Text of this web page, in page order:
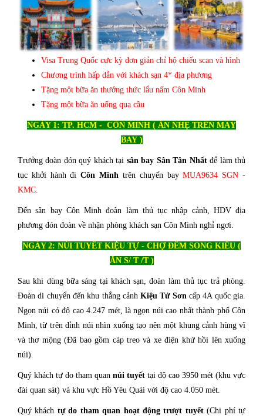
Visa Trung Quốc cực kỳ đơn giản chỉ hộ chiếu scan và hình
Chương trình hấp dẫn với khách sạn 4* địa phương
Tặng một bữa ăn thưởng thức lẩu nấm Côn Minh
Tặng một bữa ăn uống qua cầu
NGÀY 1: TP. HCM - CÔN MINH ( ĂN NHẸ TRÊN MÁY
BAY )
Trưởng đoàn đón quý khách tại sân bay Sân Tân Nhấtđể làm thủ
tục khởi hành điCôn Minh trên chuyến bayMUA9634 SGN -
KMC.
Đến sân bay Côn Minh đoàn làm thủ tục nhập cảnh, HDV địa
phương đón đoàn về nhận phòng khách sạn Côn Minh nghỉ ngơi.
NGÀY 2: NÚI TUYẾT KIỆU TỰ - CHỢ ĐÊM SONG KIỀU (
ĂN S/ T /T )
Sau khi dùng bữa sáng tại khách sạn, đoàn làm thủ tục trả phòng.
Đoàn di chuyển đến khu thắng cảnhKiệu Tử Sơncấp 4A quốc gia.
Ngọn núi có độ cao 4.247 mét, là ngọn núi cao nhất thành phố Côn
Minh, từ trên đỉnh núi nhìn xuống tạo nên một khung cảnh hùng vĩ
và thơ mộng (Đã bao gồm cáp treo và xe điện khứ hồi lên xuống
núi).
Quý khách tự do tham quan núi tuyết tại độ cao 3950 mét (khu vực
đài quan sát) và khu vực Hồ Yêu Quái với độ cao 4.050 mét.
Quý khách tự do tham quan hoạt động trượt tuyết(Chi phí tự